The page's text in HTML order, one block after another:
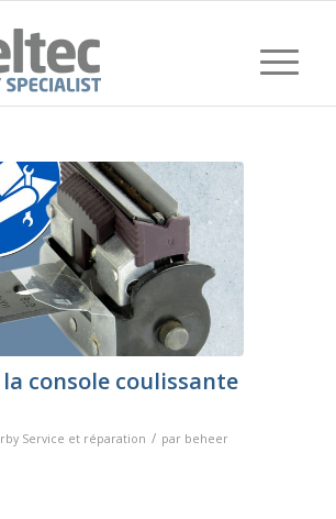
la console coulissante
Service et réparation / par beheer